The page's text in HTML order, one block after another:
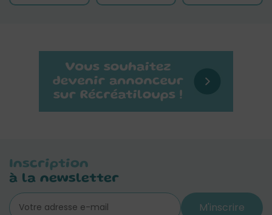
Inscription
à la newsletter
M'inscrire